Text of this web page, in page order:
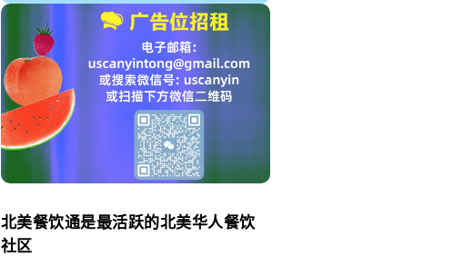
北美餐饮通是最活跃的北美华人餐饮
社区